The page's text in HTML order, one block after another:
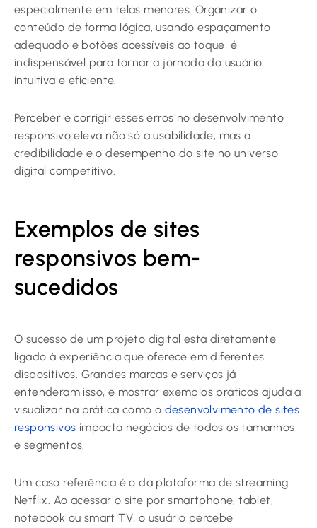
especialmente em telas menores. Organizar o
conteúdo de forma lógica, usando espaçamento
adequado e botões acessíveis ao toque, é
indispensável para tornar a jornada do usuário
intuitiva e eficiente.
Perceber e corrigir esses erros no desenvolvimento
responsivo eleva não só a usabilidade, mas a
credibilidade e o desempenho do site no universo
digital competitivo.
Exemplos de sites
responsivos bem-
sucedidos
O sucesso de um projeto digital está diretamente
ligado à experiência que oferece em diferentes
dispositivos. Grandes marcas e serviços já
entenderam isso, e mostrar exemplos práticos ajuda a
visualizar na prática como o desenvolvimento de sites
responsivos impacta negócios de todos os tamanhos
e segmentos.
Um caso referência é o da plataforma de streaming
Netflix. Ao acessar o site por smartphone, tablet,
notebook ou smart TV, o usuário percebe